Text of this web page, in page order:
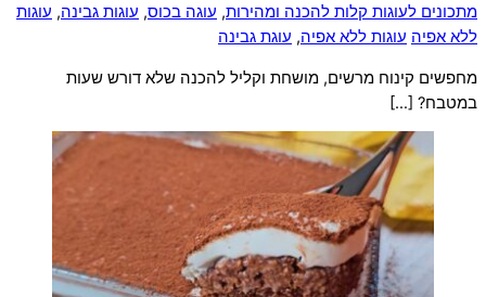
מתכונים לעוגות קלות להכנה ומהירות, עוגה בכוס, עוגות גבינה, עוגות
ללא אפיה עוגות ללא אפיה, עוגת גבינה
מחפשים קינוח מרשים, מושחת וקליל להכנה שלא דורש שעות
במטבח? […]